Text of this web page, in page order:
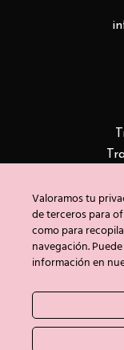
Política de
Valoramos tu
de terceros para
como para
navegación.
información en